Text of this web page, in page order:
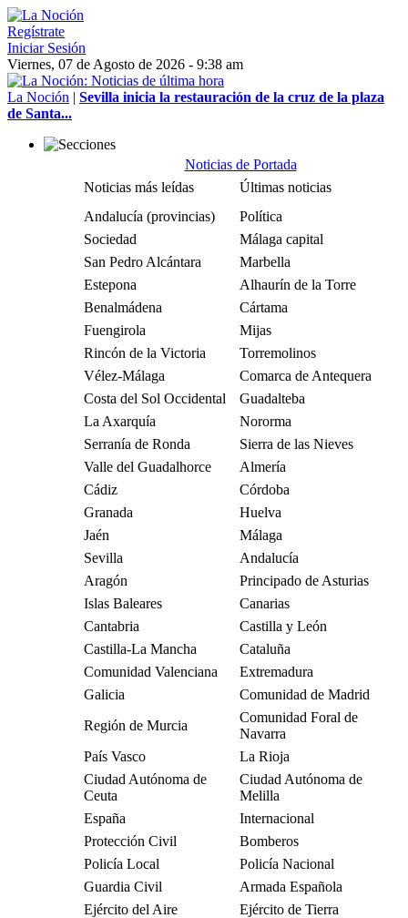
Regístrate
Iniciar Sesión
Viernes, 07 de Agosto de 2026 - 9:38 am
La Noción | Sevilla inicia la restauración de la cruz de la plaza
de Santa...
Noticias de Portada
Noticias más leídas
Últimas noticias
Andalucía (provincias)
Política
Sociedad
Málaga capital
San Pedro Alcántara
Marbella
Estepona
Alhaurín de la Torre
Benalmádena
Cártama
Fuengirola
Mijas
Rincón de la Victoria
Torremolinos
Vélez-Málaga
Comarca de Antequera
Costa del Sol Occidental
Guadalteba
La Axarquía
Nororma
Serranía de Ronda
Sierra de las Nieves
Valle del Guadalhorce
Almería
Cádiz
Córdoba
Granada
Huelva
Jaén
Málaga
Sevilla
Andalucía
Aragón
Principado de Asturias
Islas Baleares
Canarias
Cantabria
Castilla y León
Castilla-La Mancha
Cataluña
Comunidad Valenciana
Extremadura
Galicia
Comunidad de Madrid
Región de Murcia
Comunidad Foral de
Navarra
País Vasco
La Rioja
Ciudad Autónoma de
Ceuta
Ciudad Autónoma de
Melilla
España
Internacional
Protección Civil
Bomberos
Policía Local
Policía Nacional
Guardia Civil
Armada Española
Ejército del Aire
Ejército de Tierra